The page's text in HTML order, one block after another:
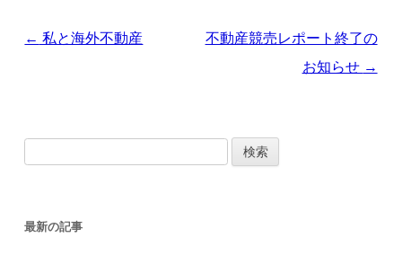
投
← 私と海外不動産
不動産競売レポート終了の
お知らせ →
検
索
最新の記事